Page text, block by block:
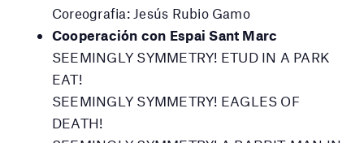
Coreografia: Jesús Rubio Gamo
Cooperación con Espai Sant Marc
SEEMINGLY SYMMETRY! ETUD IN A PARK
EAT!
SEEMINGLY SYMMETRY! EAGLES OF
DEATH!